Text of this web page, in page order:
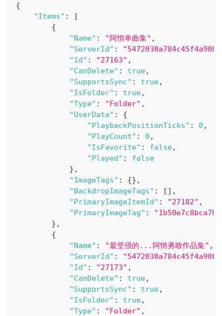
{
"Items" :
[
{
"Name" : "阿悄单曲集" ,
"ServerId" :
"Id" : "27163" ,
"CanDelete" : true,
"SupportsSync" : true,
"IsFolder" : true,
"Type" : "Folder" ,
"UserData" :
{
"PlaybackPositionTicks" : 0 ,
"PlayCount" : 0 ,
"IsFavorite" : false,
"Played" :
false
} ,
"ImageTags" : {} ,
"BackdropImageTags" : [ ] ,
"PrimaryImageItemId" : "27182" ,
"PrimaryImageTag" :
} ,
{
"Name" : "最坚强的...阿悄勇敢作品集" ,
"ServerId" :
"Id" : "27173" ,
"CanDelete" : true,
"SupportsSync" : true,
"IsFolder" : true,
"Type" : "Folder" ,